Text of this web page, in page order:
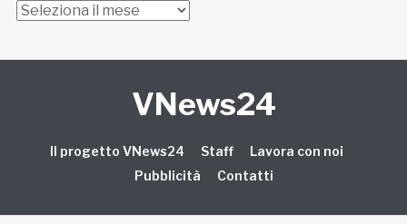
Archivi
VNews24
Il progetto VNews24 Staff
Lavora con noi
Pubblicità
Contatti